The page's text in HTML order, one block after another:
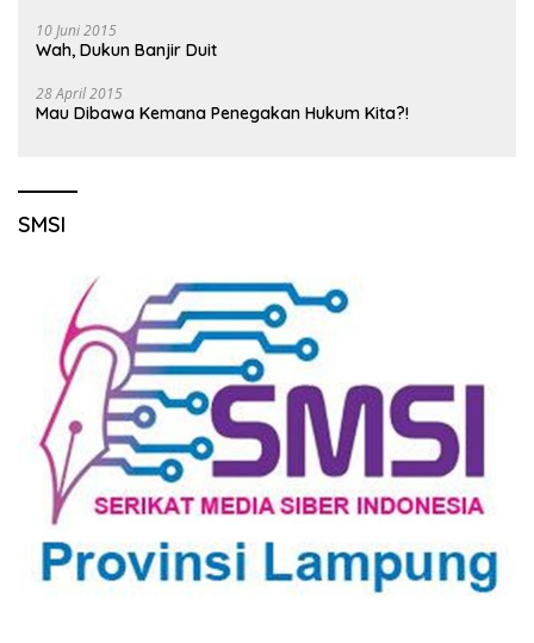
10 Juni 2015
Wah, Dukun Banjir Duit
28 April 2015
Mau Dibawa Kemana Penegakan Hukum Kita?!
SMSI